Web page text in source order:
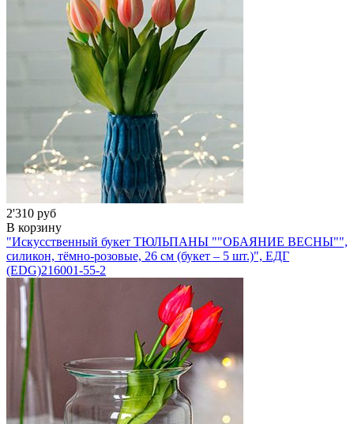
2'310 руб
В корзину
"Искусственный букет ТЮЛЬПАНЫ ""ОБАЯНИЕ ВЕСНЫ"",
силикон, тёмно-розовые, 26 см (букет – 5 шт.)", ЕДГ
(EDG)216001-55-2